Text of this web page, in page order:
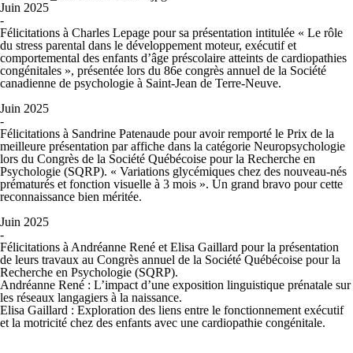
Juin 2025
-
Félicitations à Charles Lepage pour sa présentation intitulée « Le rôle
du stress parental dans le développement moteur, exécutif et
comportemental des enfants d’âge préscolaire atteints de cardiopathies
congénitales », présentée lors du 86e congrès annuel de la Société
canadienne de psychologie à Saint-Jean de Terre-Neuve.
Juin 2025
-
Félicitations à Sandrine Patenaude pour avoir remporté le Prix de la
meilleure présentation par affiche dans la catégorie Neuropsychologie
lors du Congrès de la Société Québécoise pour la Recherche en
Psychologie (SQRP). « Variations glycémiques chez des nouveau-nés
prématurés et fonction visuelle à 3 mois ». Un grand bravo pour cette
reconnaissance bien méritée.
Juin 2025
-
Félicitations à Andréanne René et Elisa Gaillard pour la présentation
de leurs travaux au Congrès annuel de la Société Québécoise pour la
Recherche en Psychologie (SQRP).
Andréanne René : L’impact d’une exposition linguistique prénatale sur
les réseaux langagiers à la naissance.
Elisa Gaillard : Exploration des liens entre le fonctionnement exécutif
et la motricité chez des enfants avec une cardiopathie congénitale.